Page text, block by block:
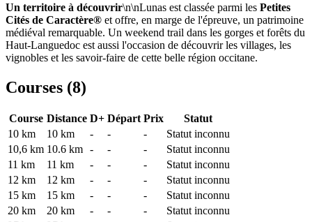
Un territoire à découvrir\n\nLunas est classée parmi les Petites
Cités de Caractère® et offre, en marge de l'épreuve, un patrimoine
médiéval remarquable. Un weekend trail dans les gorges et forêts du
Haut-Languedoc est aussi l'occasion de découvrir les villages, les
vignobles et les savoir-faire de cette belle région occitane.
Courses (8)
Course Distance D+ Départ Prix
Statut
10 km
10 km - - -
Statut inconnu
10,6 km 10.6 km - - -
Statut inconnu
11 km
11 km - - -
Statut inconnu
12 km
12 km - - -
Statut inconnu
15 km
15 km - - -
Statut inconnu
20 km
20 km - - -
Statut inconnu